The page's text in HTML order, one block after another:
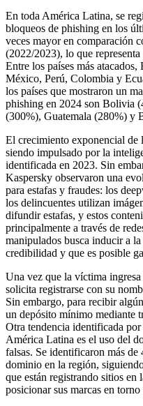
En toda América Latina, se
bloqueos de phishing en los
veces mayor en comparación
(2022/2023), lo que
Entre los países más
México, Perú, Colombia y
los países que mostraron un
phishing en 2024 son Bolivia
(300%), Guatemala (280%) y
El crecimiento exponencial de
siendo impulsado por la
identificada en 2023. Sin
Kaspersky observaron una
para estafas y fraudes: los
los delincuentes utilizan
difundir estafas, y estos
principalmente a través de
manipulados busca inducir a
credibilidad y que es posible
Una vez que la víctima
solicita registrarse con su
Sin embargo, para recibir
un depósito mínimo mediante
Otra tendencia identificada
América Latina es el uso del
falsas. Se identificaron más
dominio en la región,
que están registrando sitios en
posicionar sus marcas en